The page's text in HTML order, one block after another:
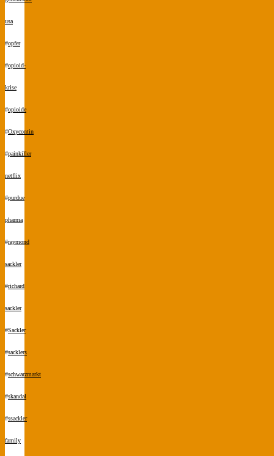
usa
#opfer
#opioid-
krise
#opioide
#Oxycontin
#painkiller
netflix
#purdue
pharma
#raymond
sackler
#richard
sackler
#Sackler
#sacklers
#schwarzmarkt
#skandal
#ssackler
family